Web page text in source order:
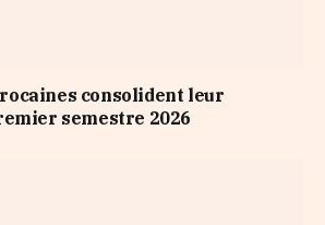
consolident leur
semestre 2026